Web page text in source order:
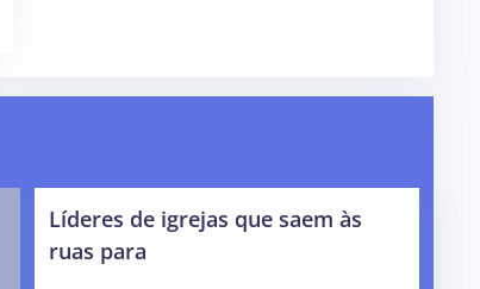
Líderes de igrejas que saem às
ruas para